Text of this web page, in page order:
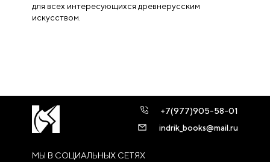
для всех интересующихся древнерусским
искусством.
МЫ В СОЦИАЛЬНЫХ СЕТЯХ
+7(977)905-58-01
indrik_books@mail.ru